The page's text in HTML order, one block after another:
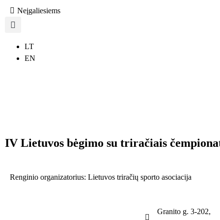
Neįgaliesiems
LT
EN
IV Lietuvos bėgimo su triračiais
Renginio organizatorius: Lietuvos triračių sporto asociacija
Granito g. 3-202,